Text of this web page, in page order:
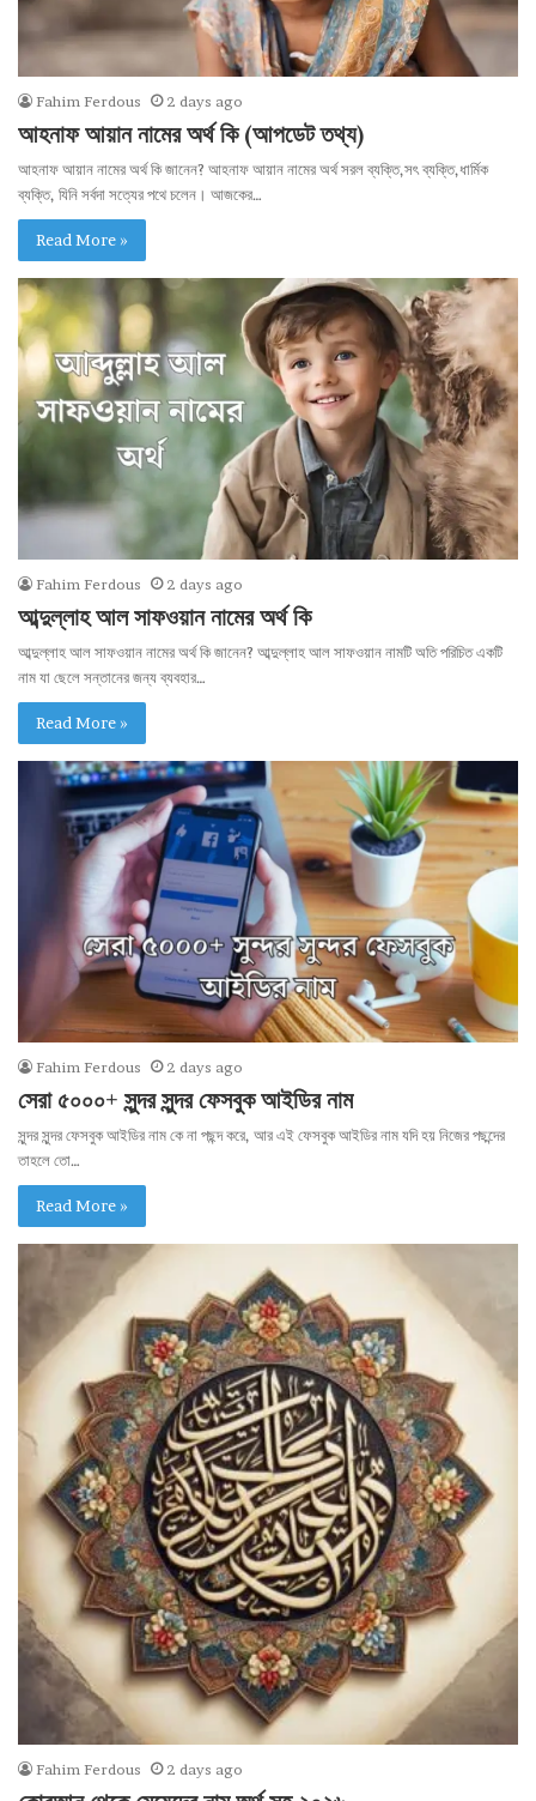
Fahim Ferdous 2 days ago
আহনাফ আয়ান নামের অর্থ কি (আপডেট তথ্য)
আহনাফ আয়ান নামের অর্থ কি জানেন? আহনাফ আয়ান নামের অর্থ সরল ব্যক্তি,সৎ ব্যক্তি,ধার্মিক
ব্যক্তি, যিনি সর্বদা সত্যের পথে চলেন। আজকের…
Read More »
Fahim Ferdous 2 days ago
আব্দুল্লাহ আল সাফওয়ান নামের অর্থ কি
আব্দুল্লাহ আল সাফওয়ান নামের অর্থ কি জানেন? আব্দুল্লাহ আল সাফওয়ান নামটি অতি পরিচিত একটি
নাম যা ছেলে সন্তানের জন্য ব্যবহার…
Read More »
Fahim Ferdous 2 days ago
সেরা ৫০০০+ সুন্দর সুন্দর ফেসবুক আইডির নাম
সুন্দর সুন্দর ফেসবুক আইডির নাম কে না পছন্দ করে, আর এই ফেসবুক আইডির নাম যদি হয় নিজের পছন্দের
তাহলে তো…
Read More »
Fahim Ferdous 2 days ago